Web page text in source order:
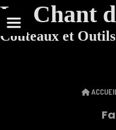
Le Chant
Couteaux et